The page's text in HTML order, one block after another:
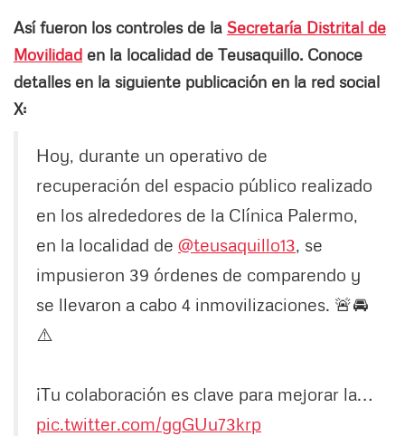
Así fueron los controles de la Secretaría Distrital de
Movilidad en la localidad de Teusaquillo. Conoce
detalles en la siguiente publicación en la red social
X:
Hoy, durante un operativo de
recuperación del espacio público realizado
en los alrededores de la Clínica Palermo,
en la localidad de @teusaquillo13, se
impusieron 39 órdenes de comparendo y
se llevaron a cabo 4 inmovilizaciones. 🚨🚘
⚠️
¡Tu colaboración es clave para mejorar la…
pic.twitter.com/ggGUu73krp